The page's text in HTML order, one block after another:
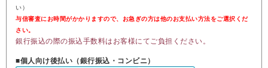
い）
与信審査にお時間がかかりますので、お急ぎの方は他のお支払い方法をご選択くだ
さい。
銀行振込の際の振込手数料はお客様にてご負担ください。
■個人向け後払い（銀行振込・コンビニ）